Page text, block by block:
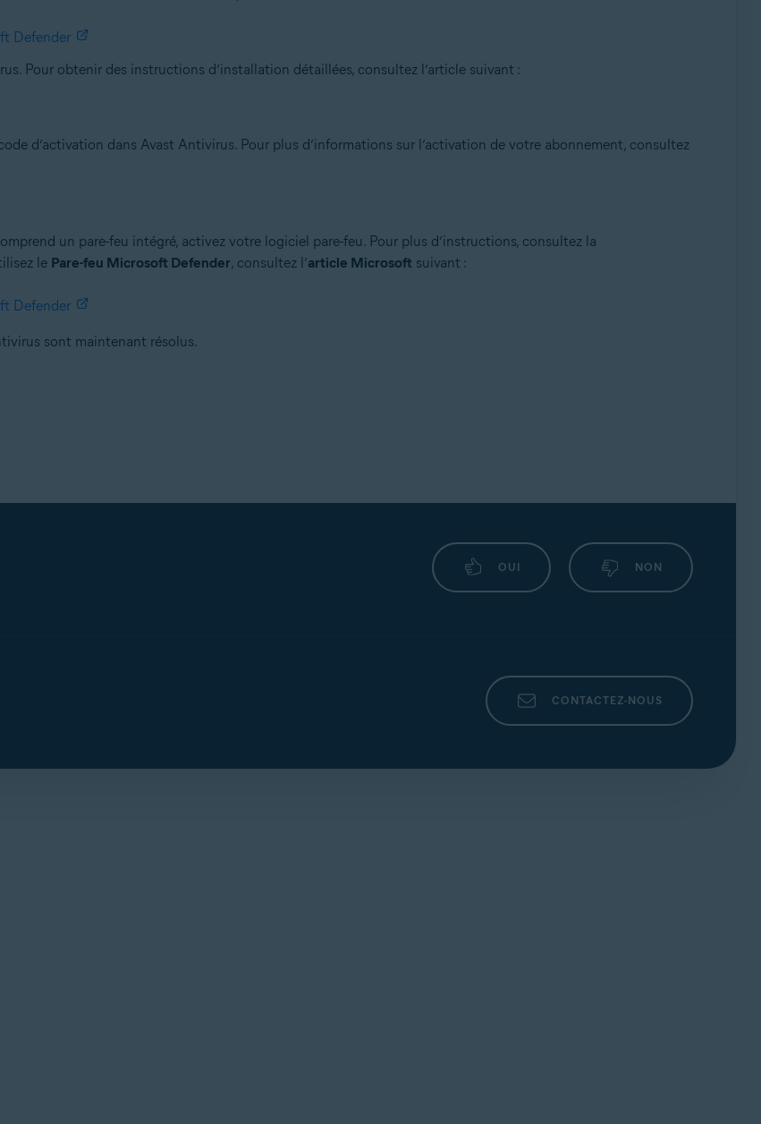
Defender
Pour obtenir des instructions d’installation détaillées, consultez l’article suivant :
d’activation dans Avast Antivirus. Pour plus d’informations sur l’activation de votre abonnement, consultez
un pare-feu intégré, activez votre logiciel pare-feu. Pour plus d’instructions, consultez la
le Pare-feu Microsoft Defender, consultez l’article Microsoft suivant :
Defender
sont maintenant résolus.
OUI NON
CONTACTEZ-NOUS